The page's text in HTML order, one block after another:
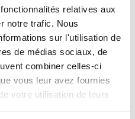
relatives aux
notre trafic. Nous
sur l'utilisation de
de médias sociaux, de
combiner celles-ci
vous leur avez fournies
votre utilisation de leurs